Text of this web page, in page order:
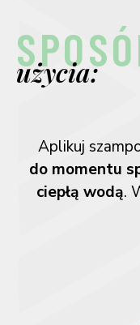
użycia:
Aplikuj
do momentu
ciepłą wodą.